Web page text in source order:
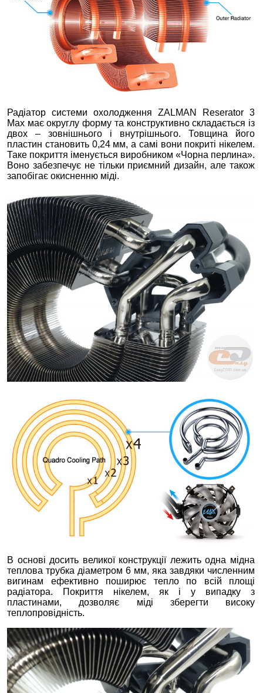
Радіатор системи охолодження ZALMAN Reserator 3
Max має округлу форму та конструктивно складається із
двох – зовнішнього і внутрішнього. Товщина його
пластин становить 0,24 мм, а самі вони покриті нікелем.
Таке покриття іменується виробником «Чорна перлина».
Воно забезпечує не тільки приємний дизайн, але також
запобігає окисненню міді.
В основі досить великої конструкції лежить одна мідна
теплова трубка діаметром 6 мм, яка завдяки численним
вигинам ефективно поширює тепло по всій площі
радіатора. Покриття нікелем, як і у випадку з
пластинами, дозволяє міді зберегти високу
теплопровідність.